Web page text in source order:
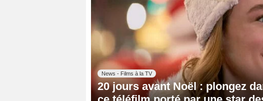
News - Films à la TV
20 jours avant Noël : plongez